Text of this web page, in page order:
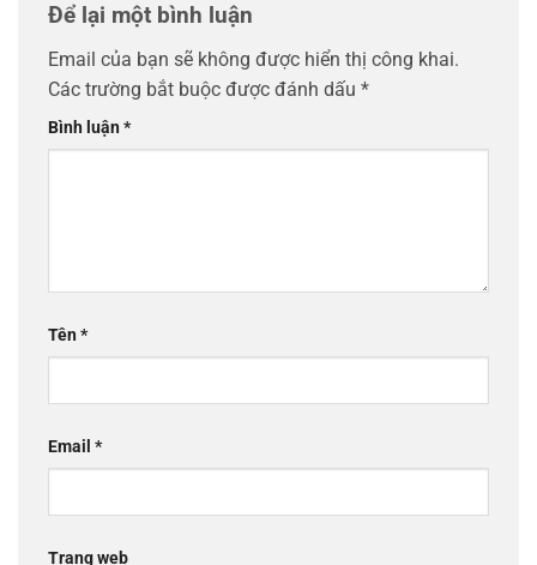
Để lại một bình luận
Email của bạn sẽ không được hiển thị công khai.
Các trường bắt buộc được đánh dấu *
Bình luận*
Tên*
Email *
Trang web